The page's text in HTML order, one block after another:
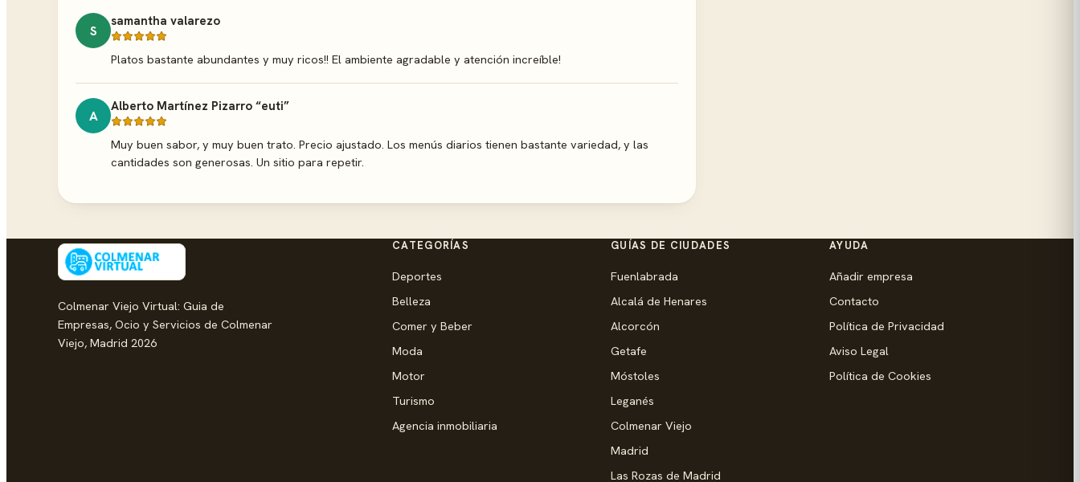
S
samantha valarezo
Platos bastante abundantes y muy ricos!! El ambiente agradable y atención increíble!
A
Alberto Martínez Pizarro “euti”
Muy buen sabor, y muy buen trato. Precio ajustado. Los menús diarios tienen bastante variedad, y las
cantidades son generosas. Un sitio para repetir.
Colmenar Viejo Virtual: Guia de
Empresas, Ocio y Servicios de Colmenar
Viejo, Madrid 2026
CATEGORÍAS
Deportes
Belleza
Comer y Beber
Moda
Motor
Turismo
Agencia inmobiliaria
GUÍAS DE CIUDADES
Fuenlabrada
Alcalá de Henares
Alcorcón
Getafe
Móstoles
Leganés
Colmenar Viejo
Madrid
Las Rozas de Madrid
AYUDA
Añadir empresa
Contacto
Política de Privacidad
Aviso Legal
Política de Cookies